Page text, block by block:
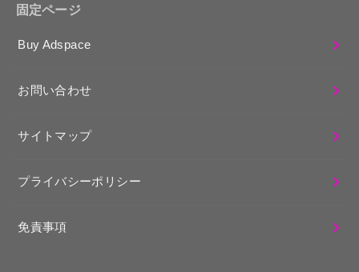
固定ページ
Buy Adspace
お問い合わせ
サイトマップ
プライバシーポリシー
免責事項